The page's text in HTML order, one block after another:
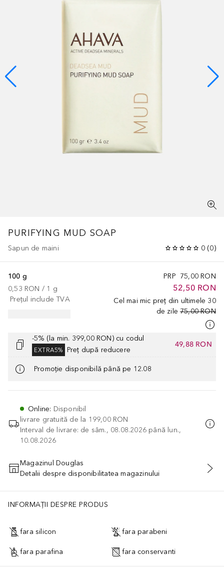
PURIFYING MUD SOAP
Sapun de maini 0 (0)
PRP 75,00 RON
52,50 RON
Cel mai mic preț din ultimele 30
de zile 75,00 RON
100 g
0,53 RON / 1 g
Prețul include TVA
-5% (la min. 399,00 RON) cu codul
EXTRA5% Preț după reducere
49,88 RON
Promoție disponibilă până pe 12.08
Online: Disponibil
livrare gratuită de la 199,00 RON
Interval de livrare: de sâm., 08.08.2026 până lun.,
10.08.2026
ADĂUGAȚI ÎN COŞ
Magazinul Douglas
Detalii despre disponibilitatea magazinului
INFORMAȚII DESPRE PRODUS
fara silicon fara parabeni
fara parafina fara conservanti